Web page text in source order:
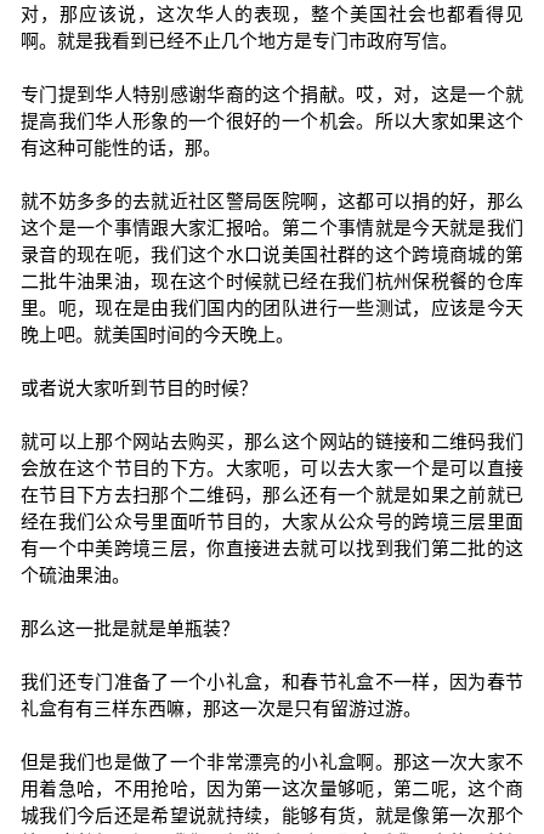
对，那应该说，这次华人的表现，整个美国社会也都看得见
啊。就是我看到已经不止几个地方是专门市政府写信。
专门提到华人特别感谢华裔的这个捐献。哎，对，这是一个就
提高我们华人形象的一个很好的一个机会。所以大家如果这个
有这种可能性的话，那。
就不妨多多的去就近社区警局医院啊，这都可以捐的好，那么
这个是一个事情跟大家汇报哈。第二个事情就是今天就是我们
录音的现在呃，我们这个水口说美国社群的这个跨境商城的第
二批牛油果油，现在这个时候就已经在我们杭州保税餐的仓库
里。呃，现在是由我们国内的团队进行一些测试，应该是今天
晚上吧。就美国时间的今天晚上。
或者说大家听到节目的时候？
就可以上那个网站去购买，那么这个网站的链接和二维码我们
会放在这个节目的下方。大家呃，可以去大家一个是可以直接
在节目下方去扫那个二维码，那么还有一个就是如果之前就已
经在我们公众号里面听节目的，大家从公众号的跨境三层里面
有一个中美跨境三层，你直接进去就可以找到我们第二批的这
个硫油果油。
那么这一批是就是单瓶装？
我们还专门准备了一个小礼盒，和春节礼盒不一样，因为春节
礼盒有有三样东西嘛，那这一次是只有留游过游。
但是我们也是做了一个非常漂亮的小礼盒啊。那这一次大家不
用着急哈，不用抢哈，因为第一这次量够呃，第二呢，这个商
城我们今后还是希望说就持续，能够有货，就是像第一次那个